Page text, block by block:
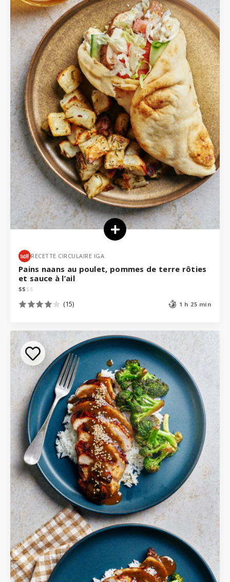
RECETTE CIRCULAIRE IGA
Pains naans au poulet, pommes de terre rôties
et sauce à l’ail
$$ $$
(15) 1 h 25 min